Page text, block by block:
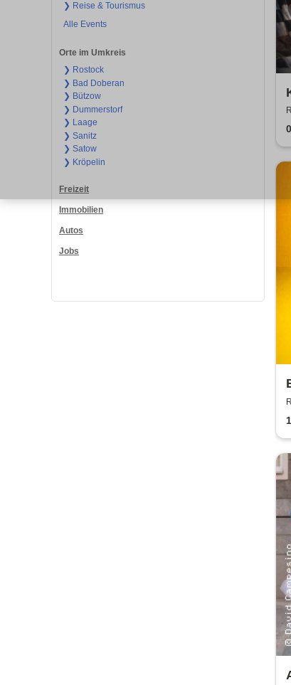
❯ Reise & Tourismus
Alle Events
Orte im Umkreis
❯ Rostock
❯ Bad Doberan
❯ Bützow
❯ Dummerstorf
❯ Laage
❯ Sanitz
❯ Satow
❯ Kröpelin
Freizeit
Immobilien
Autos
Jobs